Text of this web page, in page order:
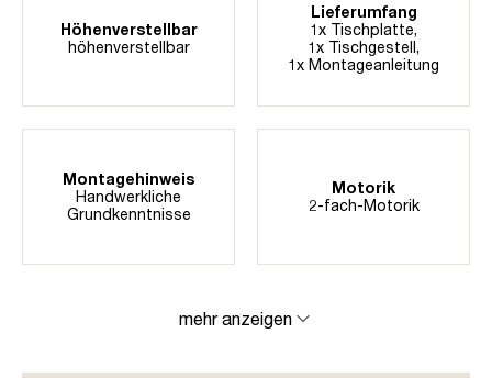
Höhenverstellbar
höhenverstellbar
Lieferumfang
1x Tischplatte,
1x Tischgestell,
1x Montageanleitung
Montagehinweis
Handwerkliche
Grundkenntnisse
Motorik
2-fach-Motorik
mehr anzeigen